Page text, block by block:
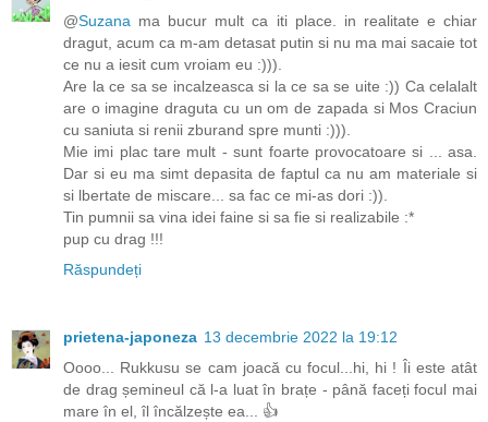
@Suzana ma bucur mult ca iti place. in realitate e chiar
dragut, acum ca m-am detasat putin si nu ma mai sacaie tot
ce nu a iesit cum vroiam eu :))).
Are la ce sa se incalzeasca si la ce sa se uite :)) Ca celalalt
are o imagine draguta cu un om de zapada si Mos Craciun
cu saniuta si renii zburand spre munti :))).
Mie imi plac tare mult - sunt foarte provocatoare si ... asa.
Dar si eu ma simt depasita de faptul ca nu am materiale si
si lbertate de miscare... sa fac ce mi-as dori :)).
Tin pumnii sa vina idei faine si sa fie si realizabile :*
pup cu drag !!!
Răspundeți
prietena-japoneza 13 decembrie 2022 la 19:12
Oooo... Rukkusu se cam joacă cu focul...hi, hi ! Îi este atât
de drag șemineul că l-a luat în brațe - până faceți focul mai
mare în el, îl încălzește ea... 👍